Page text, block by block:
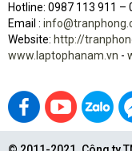
Hotine: 0987 113 911 –
Email :
Website: http://
www.laptophanam.vn -